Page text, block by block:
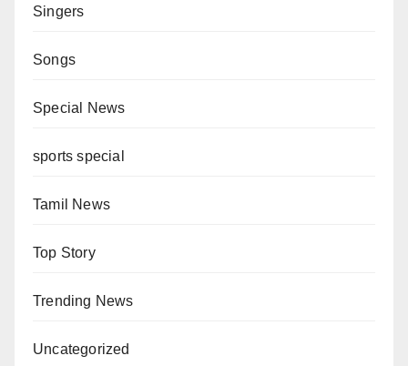
Singers
Songs
Special News
sports special
Tamil News
Top Story
Trending News
Uncategorized